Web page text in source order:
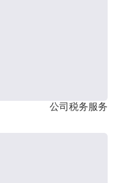
公司税务服务